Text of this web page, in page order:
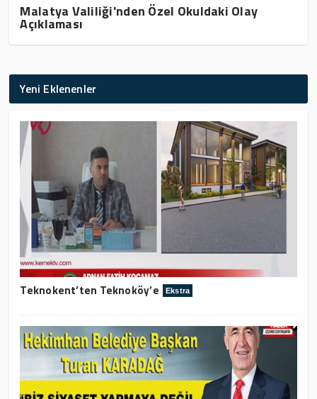
Malatya Valiliği'nden Özel Okuldaki Olay
Açıklaması
Yeni Eklenenler
Teknokent’ten Teknoköy’e Ekstra